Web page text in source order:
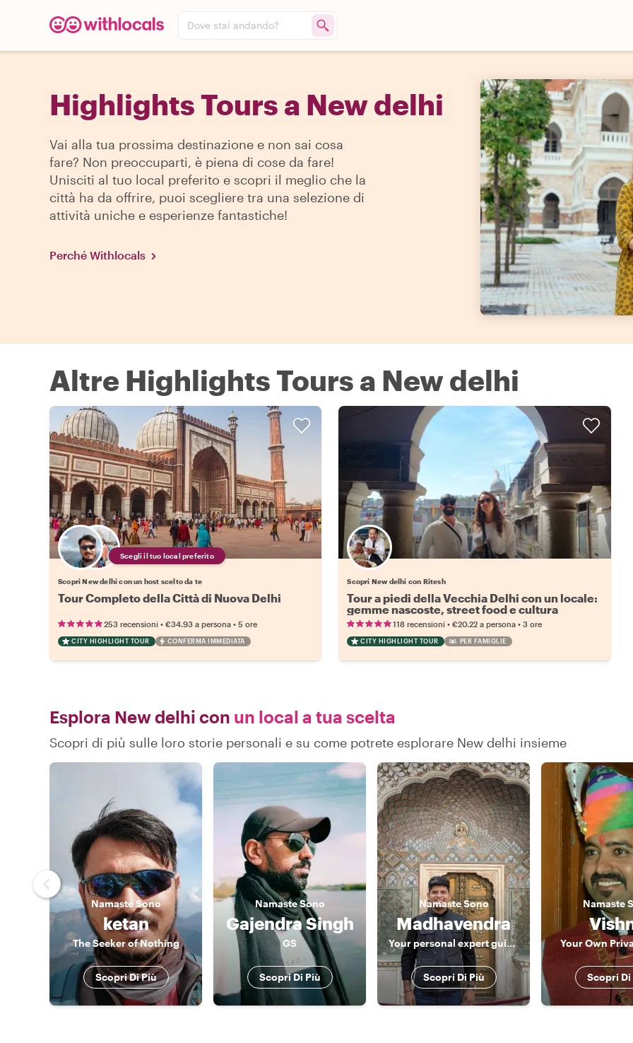
Dove stai andando?
Highlights Tours a New delhi
Vai alla tua prossima destinazione e non sai cosa
fare? Non preoccuparti, è piena di cose da fare!
Unisciti al tuo local preferito e scopri il meglio che la
città ha da offrire, puoi scegliere tra una selezione di
attività uniche e esperienze fantastiche!
Perché Withlocals
Altre Highlights Tours a New delhi
Scegli il tuo local preferito
Scopri New delhi con un host scelto da te
Tour Completo della Città di Nuova Delhi
253 recensioni • €34.93 a persona • 5 ore
CITY HIGHLIGHT TOUR CONFERMA IMMEDIATA
Scopri New delhi con Ritesh
Tour a piedi della Vecchia Delhi con un locale:
gemme nascoste, street food e cultura
118 recensioni •€20.22 a persona •3 ore
CITY HIGHLIGHT TOUR PER FAMIGLIE
Esplora New delhi con un local a tua scelta
Scopri di più sulle loro storie personali e su come potrete esplorare New delhi insieme
Namaste Sono
ketan
The Seeker of Nothing
Scopri Di Più
NamasteSono
Gajendra Singh
GS
Scopri Di Più
NamasteSono
Madhavendra
Your personal expert guide for Delhi, Agra & Jaipur!!
Scopri Di Più
Namaste
Your Own
Scopri Di